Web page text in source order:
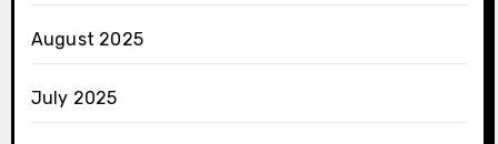
August 2025
July 2025